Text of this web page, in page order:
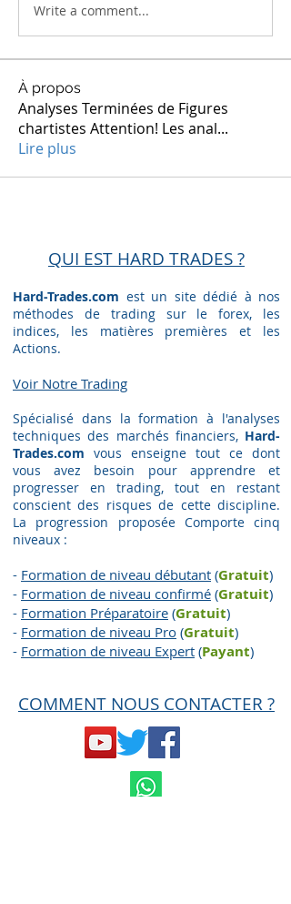
Write a comment...
À propos
Analyses Terminées de Figures
chartistes Attention! Les anal...
Lire plus
QUI EST HARD TRADES ?
Hard-Trades.com est un site dédié à nos
méthodes de trading sur le forex, les
indices, les matières premières et les
Actions.
Voir Notre Trading​
Spécialisé dans la formation à l'analyses
techniques des marchés financiers, Hard-
Trades.com vous enseigne tout ce dont
vous avez besoin pour apprendre et
progresser en trading, tout en restant
conscient des risques de cette discipline.
La progression proposée Comporte cinq
niveaux :
- Formation de niveau débutant (Gratuit)
- Formation de niveau confirmé (Gratuit)
- Formation Préparatoire (Gratuit)
- Formation de niveau Pro (Gratuit)
- Formation de niveau Expert (Payant)
COMMENT NOUS CONTACTER ?